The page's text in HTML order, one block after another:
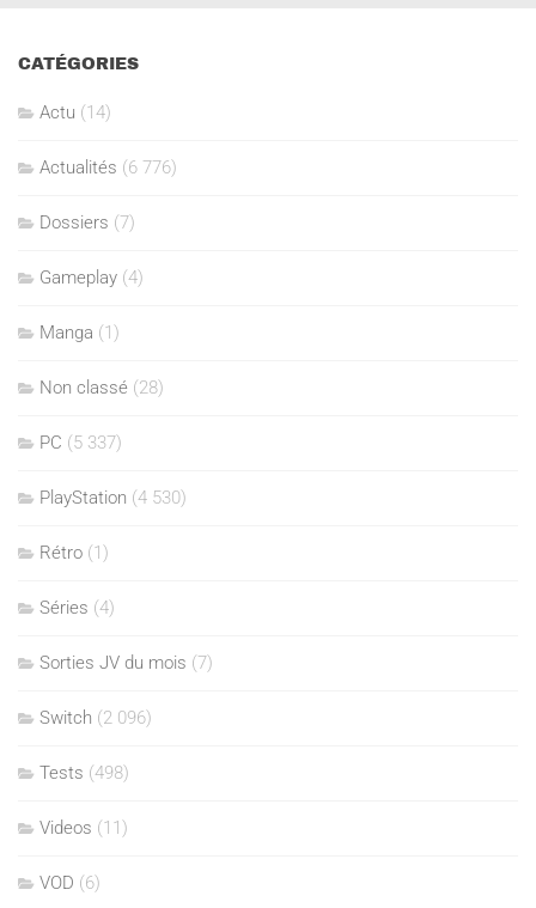
CATÉGORIES
Actu (14)
Actualités (6 776)
Dossiers (7)
Gameplay (4)
Manga (1)
Non classé (28)
PC (5 337)
PlayStation (4 530)
Rétro (1)
Séries (4)
Sorties JV du mois (7)
Switch (2 096)
Tests (498)
Videos (11)
VOD (6)